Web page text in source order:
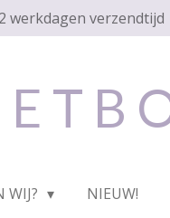
werkdagen verzendtijd
T B
WIJ? NIEUW!